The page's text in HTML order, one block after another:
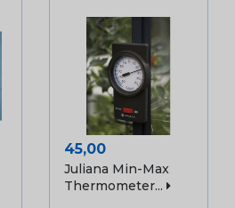
Prijs
45,00
Juliana Min-Max
Thermometer...